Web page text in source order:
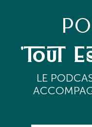
'TOUT
LE